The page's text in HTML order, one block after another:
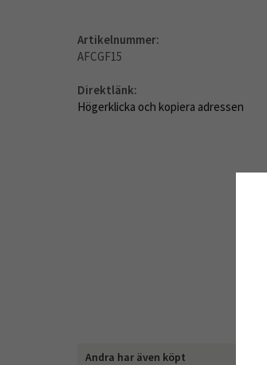
Artikelnummer:
AFCGF15
Direktlänk:
Högerklicka och kopiera adressen
Andra har även köpt